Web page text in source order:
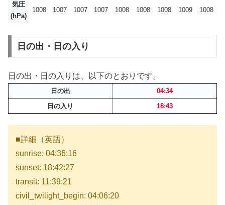
気圧
(hPa)
1008 1007 1007 1007 1008 1008 1008 1009 1008
日の出・日の入り
日の出・日の入りは、以下のとおりです。
日の出
04:34
日の入り
18:43
■詳細（英語）
sunrise: 04:36:16
sunset: 18:42:27
transit: 11:39:21
civil_twilight_begin: 04:06:20